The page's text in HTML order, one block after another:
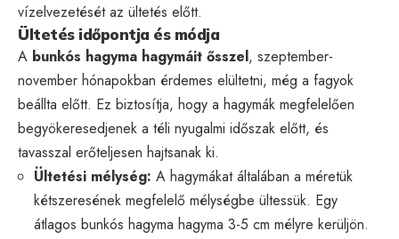
vízelvezetését az ültetés előtt.
Ültetés időpontja és módja
A bunkós hagyma hagymáit ősszel, szeptember-
november hónapokban érdemes elültetni, még a fagyok
beállta előtt. Ez biztosítja, hogy a hagymák megfelelően
begyökeresedjenek a téli nyugalmi időszak előtt, és
tavasszal erőteljesen hajtsanak ki.
Ültetési mélység: A hagymákat általában a méretük
kétszeresének megfelelő mélységbe ültessük. Egy
átlagos bunkós hagyma hagyma 3-5 cm mélyre kerüljön.